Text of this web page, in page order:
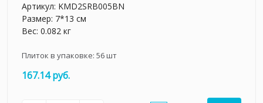
Артикул: KMD2SRB005BN
Размер: 7*13 см
Вес: 0.082 кг
Плиток в упаковке: 56шт
167.14 руб.